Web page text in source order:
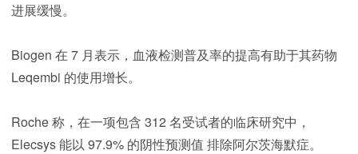
进展缓慢。
Biogen 在 7 月表示，血液检测普及率的提高有助于其药物
Leqembi 的使用增长。
Roche 称，在一项包含 312 名受试者的临床研究中，
Elecsys 能以 97.9% 的阴性预测值 排除阿尔茨海默症。